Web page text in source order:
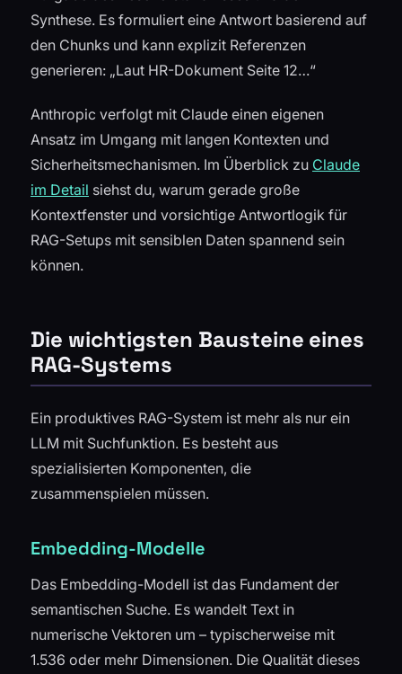
Synthese. Es formuliert eine Antwort basierend auf
den Chunks und kann explizit Referenzen
generieren: „Laut HR-Dokument Seite 12…“
Anthropic verfolgt mit Claude einen eigenen
Ansatz im Umgang mit langen Kontexten und
Sicherheitsmechanismen. Im Überblick zu Claude
im Detail siehst du, warum gerade große
Kontextfenster und vorsichtige Antwortlogik für
RAG-Setups mit sensiblen Daten spannend sein
können.
Die wichtigsten Bausteine eines
RAG-Systems
Ein produktives RAG-System ist mehr als nur ein
LLM mit Suchfunktion. Es besteht aus
spezialisierten Komponenten, die
zusammenspielen müssen.
Embedding-Modelle
Das Embedding-Modell ist das Fundament der
semantischen Suche. Es wandelt Text in
numerische Vektoren um – typischerweise mit
1.536 oder mehr Dimensionen. Die Qualität dieses